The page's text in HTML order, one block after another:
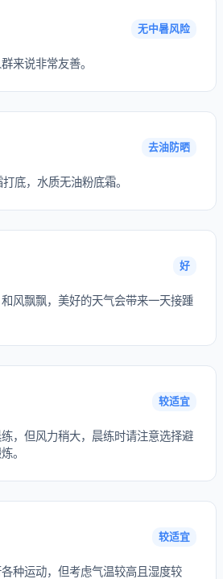
无中暑风险
来说非常友善。
去油防晒
底，水质无油粉底霜。
好
风飘飘，美好的天气会带来一天接踵
较适宜
，但风力稍大，晨练时请注意选择避
。
较适宜
种运动，但考虑气温较高且湿度较